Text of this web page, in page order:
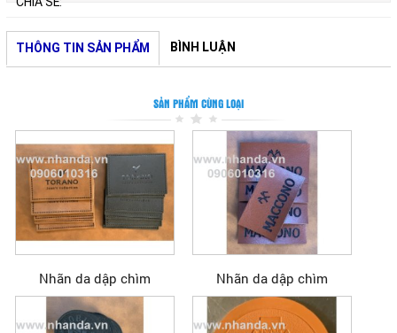
THÔNG TIN SẢN PHẨM BÌNH LUẬN
SẢN PHẨM CÙNG LOẠI
Nhãn da dập chìm Nhãn da dập chìm